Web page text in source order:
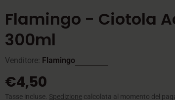
Flamingo - Ciotola
300ml
Venditore: Flamingo
Prezzo
€4,50
Tasse incluse. Spedizione calcolata al momento del